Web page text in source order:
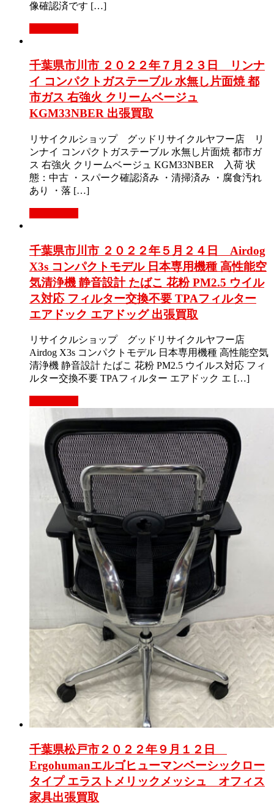
像確認済です […]
千葉県市川市 ２０２２年７月２３日 リンナ
イ コンパクトガステーブル 水無し片面焼 都
市ガス 右強火 クリームベージュ
KGM33NBER 出張買取
リサイクルショップ グッドリサイクルヤフー店 リ
ンナイ コンパクトガステーブル 水無し片面焼 都市ガ
ス 右強火 クリームベージュ KGM33NBER 入荷 状
態：中古 ・スパーク確認済み ・清掃済み ・腐食汚れ
あり ・落 […]
千葉県市川市 ２０２２年５月２４日 Airdog
X3s コンパクトモデル 日本専用機種 高性能空
気清浄機 静音設計 たばこ 花粉 PM2.5 ウイル
ス対応 フィルター交換不要 TPAフィルター
エアドック エアドッグ 出張買取
リサイクルショップ グッドリサイクルヤフー店
Airdog X3s コンパクトモデル 日本専用機種 高性能空気
清浄機 静音設計 たばこ 花粉 PM2.5 ウイルス対応 フィ
ルター交換不要 TPAフィルター エアドック エ […]
千葉県松戸市２０２２年９月１２日
Ergohumanエルゴヒューマンベーシックロー
タイプ エラストメリックメッシュ オフィス
家具出張買取